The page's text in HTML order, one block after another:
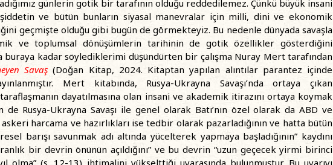
günlerin gotik bir tarafının olduğu reddedilemez. Çünkü büyük insani
şiddetin ve bütün bunların siyasal manevralar için milli, dini ve ekonomik
geçmişte olduğu gibi bugün de görmekteyiz. Bu nedenle dünyada savaşla
ve toplumsal dönüşümlerin tarihinin de gotik özellikler gösterdiğini
kadar söylediklerimi düşündürten bir çalışma Nuray Mert tarafından
Savaş(Doğan Kitap, 2024. Kitaptan yapılan alıntılar parantez içinde
Mert kitabında, Rusya-Ukrayna Savaşı’nda ortaya çıkan
dayatılmasına olan insani ve akademik itirazını ortaya koymak
Rusya-Ukrayna Savaşı ile genel olarak Batı’nın özel olarak da ABD ve
askeri harcama ve hazırlıkları ise tedbir olarak pazarladığının ve hatta bütün
barışı savunmak adı altında yücelterek yapmaya başladığının” kaydını
bir devrin önünün açıldığını” ve bu devrin “uzun geçecek yirmi birinci
olma” (s. 12-13) ihtimalini yükselttiği uyarasında bulunmuştur. Bu uyarıyı